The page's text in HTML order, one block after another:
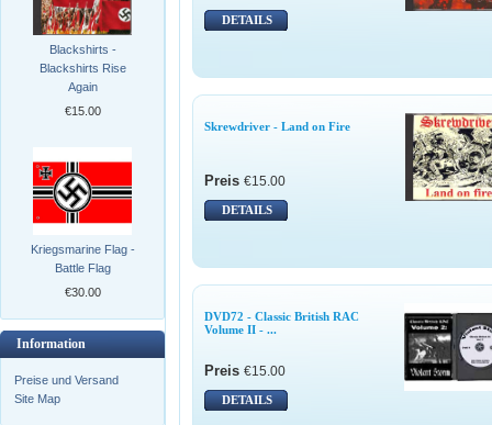
Blackshirts -
Blackshirts Rise
Again
€15.00
Kriegsmarine Flag -
Battle Flag
€30.00
Information
Preise und Versand
Site Map
DETAILS
Skrewdriver - Land on Fire
Preis €15.00
DETAILS
DVD72 - Classic British RAC
Volume II - ...
Preis €15.00
DETAILS